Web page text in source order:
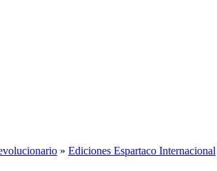
» Ediciones Espartaco Internacional